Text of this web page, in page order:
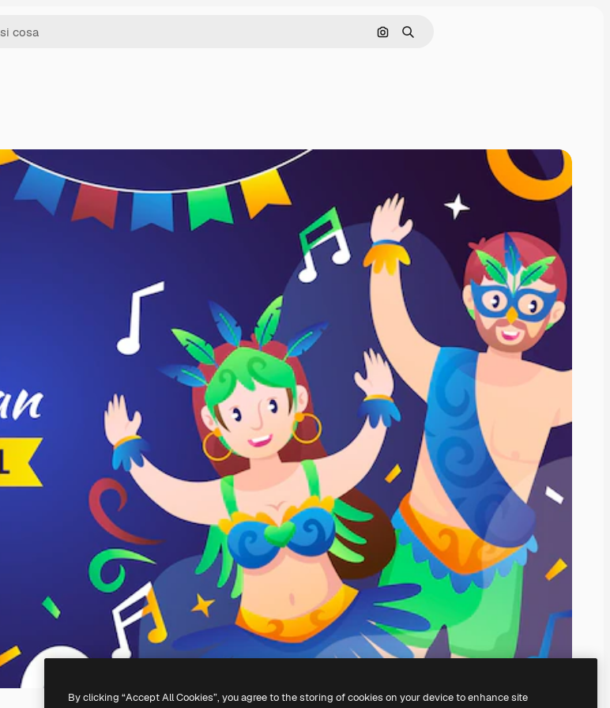
Cerca per immagine
Ricerca
By clicking “Accept All Cookies”, you agree to the storing of cookies on your device to enhance site